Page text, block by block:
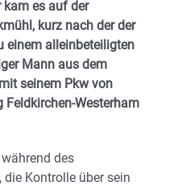
kam es auf der
kurz nach der der
einem alleinbeteiligten
Mann aus dem
seinem Pkw von
Westerham
des
Kontrolle über sein